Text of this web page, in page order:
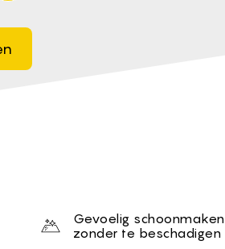
proposition
Gevoelig schoonmaken
zonder te beschadigen